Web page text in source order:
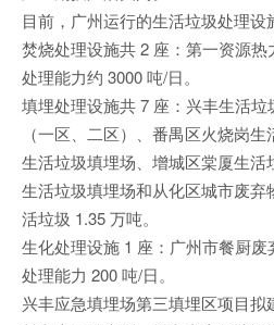
目前，广州运行的生活垃圾处理设
焚烧处理设施共 2 座：第一资源
处理能力约 3000 吨/日。
填埋处理设施共 7 座：兴丰生活
（一区、二区）、番禺区火烧岗
生活垃圾填埋场、增城区棠厦生
生活垃圾填埋场和从化区城市废
活垃圾 1.35 万吨。
生化处理设施 1 座：广州市餐厨
处理能力 200 吨/日。
兴丰应急填埋场第三填埋区项目